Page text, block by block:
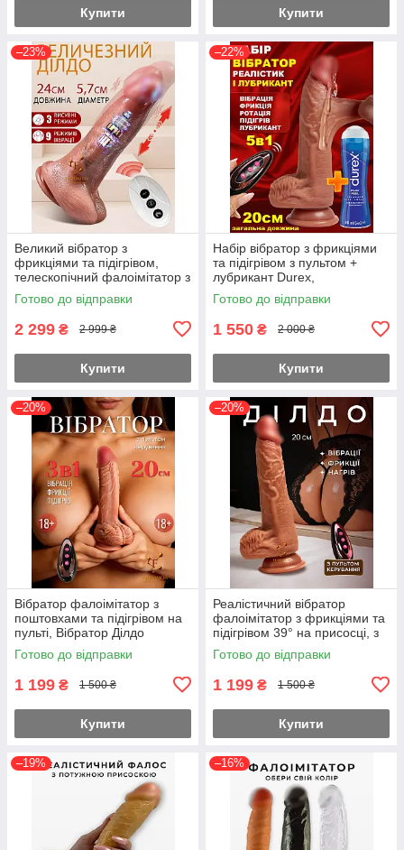
Купити Купити
–23%
Великий вібратор з
фрикціями та підігрівом,
телескопічний фалоімітатор з
пультом керування
Готово до відправки
2 299 ₴ 2 999 ₴
Купити
–22%
Набір вібратор з фрикціями
та підігрівом з пультом +
лубрикант Durex,
телескопічний фалоімітатор
Готово до відправки
1 550 ₴ 2 000 ₴
Купити
–20%
Вібратор фалоімітатор з
поштовхами та підігрівом на
пульті, Вібратор Ділдо
телескопічний висувний (
220-077 )
Готово до відправки
1 199 ₴ 1 500 ₴
Купити
–20%
Реалістичний вібратор
фалоімітатор з фрикціями та
підігрівом 39° на присосці, з
пультом ДУ, обертання та
вібрація, 20 см
Готово до відправки
1 199 ₴ 1 500 ₴
Купити
–19% –16%